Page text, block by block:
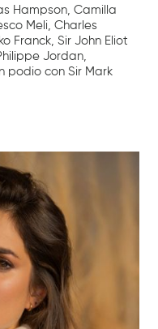
Hampson, Camilla
Meli, Charles
Franck, Sir John Eliot
Jordan,
podio con Sir Mark